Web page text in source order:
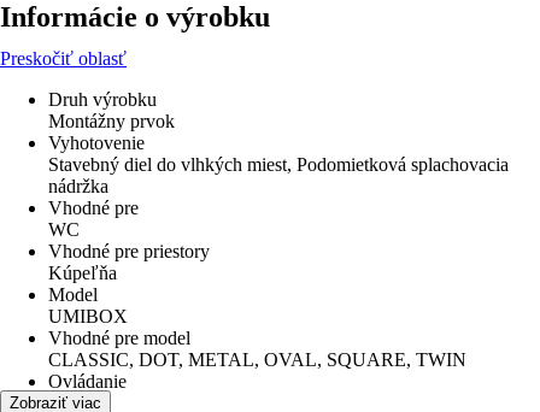
Informácie o výrobku
Preskočiť oblasť
Druh výrobku
Montážny prvok
Vyhotovenie
Stavebný diel do vlhkých miest, Podomietková splachovacia
nádržka
Vhodné pre
WC
Vhodné pre priestory
Kúpeľňa
Model
UMIBOX
Vhodné pre model
CLASSIC, DOT, METAL, OVAL, SQUARE, TWIN
Ovládanie
Čelné
Zobraziť viac